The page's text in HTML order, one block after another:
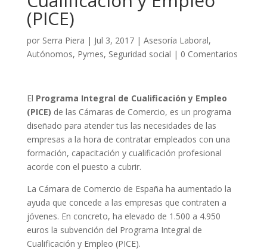
(PICE)
por Serra Piera | Jul 3, 2017| Asesoría Laboral,
Autónomos, Pymes, Seguridad social | 0 Comentarios
El Programa Integral de Cualificación y Empleo
(PICE) de las Cámaras de Comercio, es un programa
diseñado para atender tus las necesidades de las
empresas a la hora de contratar empleados con una
formación, capacitación y cualificación profesional
acorde con el puesto a cubrir.
La Cámara de Comercio de España ha aumentado la
ayuda que concede a las empresas que contraten a
jóvenes. En concreto, ha elevado de 1.500 a 4.950
euros la subvención del Programa Integral de
Cualificación y Empleo (PICE).